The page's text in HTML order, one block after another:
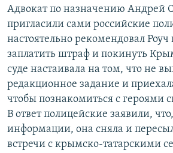
Адвокат по назначению Андрей
пригласили сами российские
настоятельно рекомендовал Роуч
заплатить штраф и покинуть
суде настаивала на том, что не
редакционное задание и
чтобы познакомиться с героями
В ответ полицейские заявили,
информации, она сняла и
встречи с крымско-татарскими